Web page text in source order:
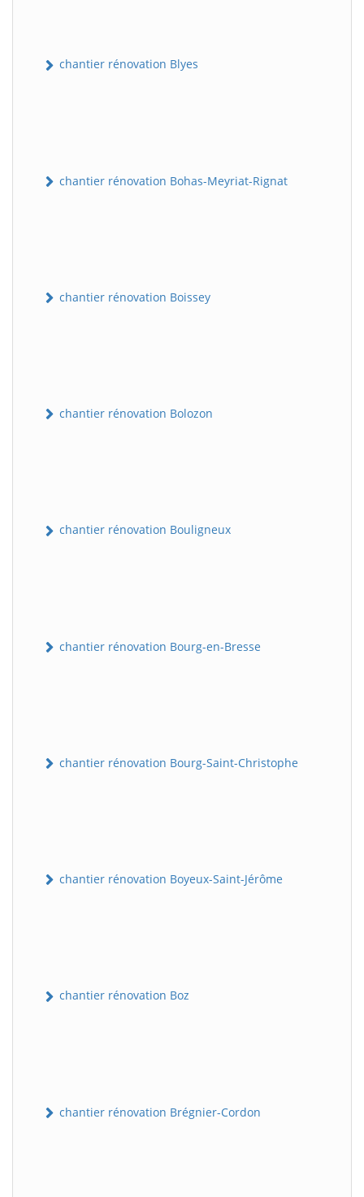
chantier rénovation Blyes
chantier rénovation Bohas-Meyriat-Rignat
chantier rénovation Boissey
chantier rénovation Bolozon
chantier rénovation Bouligneux
chantier rénovation Bourg-en-Bresse
chantier rénovation Bourg-Saint-Christophe
chantier rénovation Boyeux-Saint-Jérôme
chantier rénovation Boz
chantier rénovation Brégnier-Cordon